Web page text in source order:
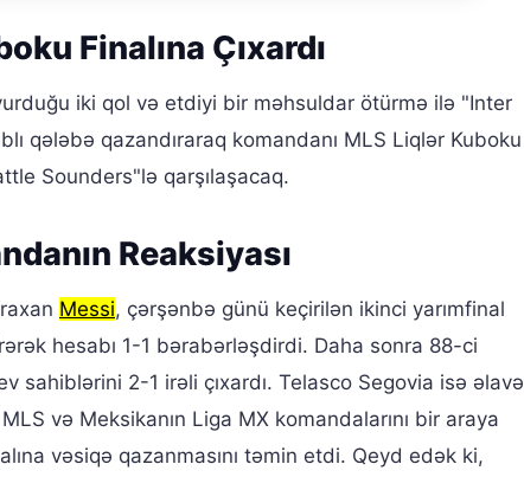
Finalına Çıxardı
iki qol və etdiyi bir məhsuldar ötürmə ilə "Inter
qələbə qazandıraraq komandanı MLS Liqlər Kuboku
Sounders"lə qarşılaşacaq.
Reaksiyası
Messi, çərşənbə günü keçirilən ikinci yarımfinal
hesabı 1-1 bərabərləşdirdi. Daha sonra 88-ci
2-1 irəli çıxardı. Telasco Segovia isə əlavə
və Meksikanın Liga MX komandalarını bir araya
vəsiqə qazanmasını təmin etdi. Qeyd edək ki,